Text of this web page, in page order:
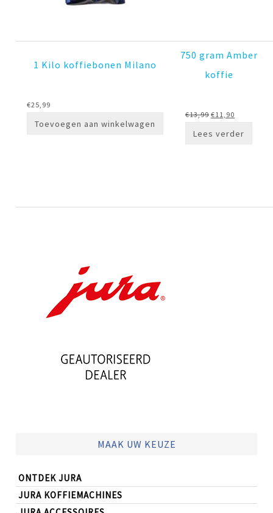
1 Kilo koffiebonen Milano
€25,99
Toevoegen aan winkelwagen
750 gram Amber
koffie
€13,99 Oorspronkelijke
€11,90
Lees verder
MAAK UW KEUZE
ONTDEK JURA
JURA KOFFIEMACHINES